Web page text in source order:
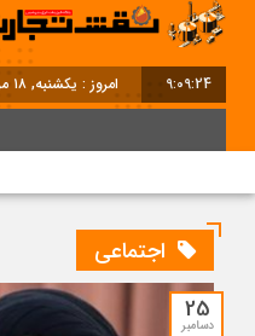
9:09:25 امروز : یکشنبه, ۱۸ مرداد , ۱۴۰۵
اجتماعی
25
دسامبر